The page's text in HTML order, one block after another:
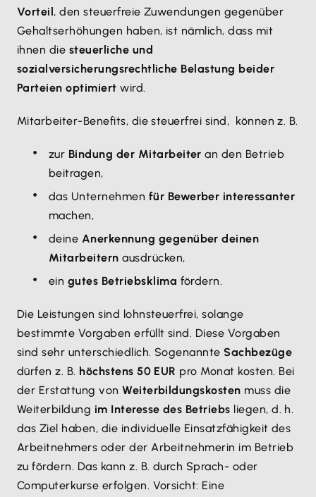
Vorteil, den steuerfreie Zuwendungen gegenüber
Gehaltserhöhungen haben, ist nämlich, dass mit
ihnen die steuerliche und
sozialversicherungsrechtliche Belastung beider
Parteien optimiert wird.
Mitarbeiter-Benefits, die steuerfrei sind, können z. B.
zur Bindung der Mitarbeiter an den Betrieb
beitragen,
das Unternehmen für Bewerber interessanter
machen,
deine Anerkennung gegenüber deinen
Mitarbeitern ausdrücken,
ein gutes Betriebsklima fördern.
Die Leistungen sind lohnsteuerfrei, solange
bestimmte Vorgaben erfüllt sind. Diese Vorgaben
sind sehr unterschiedlich. SogenannteSachbezüge
dürfen z. B. höchstens 50 EUR pro Monat kosten. Bei
der Erstattung vonWeiterbildungskosten muss die
Weiterbildung im Interesse des Betriebs liegen, d. h.
das Ziel haben, die individuelle Einsatzfähigkeit des
Arbeitnehmers oder der Arbeitnehmerin im Betrieb
zu fördern. Das kann z. B. durch Sprach- oder
Computerkurse erfolgen. Vorsicht: Eine